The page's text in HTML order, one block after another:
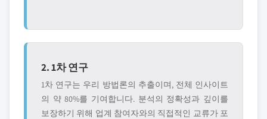
2. 1차 연구
1차 연구는 우리 방법론의 추출이며, 전체 인사이트
의 약 80%를 기여합니다. 분석의 정확성과 깊이를
보장하기 위해 업계 참여자와의 직접적인 교류가 포